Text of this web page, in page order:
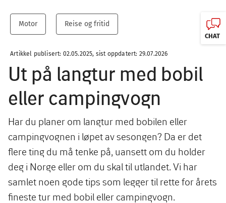
Motor Reise og fritid
Artikkel publisert: 02.05.2025, sist oppdatert: 29.07.2026
Ut på langtur med bobil
eller campingvogn
Har du planer om langtur med bobilen eller
campingvognen i løpet av sesongen? Da er det
flere ting du må tenke på, uansett om du holder
deg i Norge eller om du skal til utlandet. Vi har
samlet noen gode tips som legger til rette for årets
fineste tur med bobil eller campingvogn.
CHAT